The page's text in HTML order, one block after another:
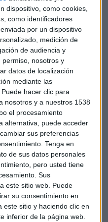
dispositivo, como cookies,
como identificadores
por un dispositivo
medición de
de audiencia y
permiso, nosotros y
datos de localización
mediante las
hacer clic para
nosotros y a nuestros 1538
el procesamiento
alternativa, puede acceder
sus preferencias
Tenga en
de sus datos personales
pero usted tiene
Sus
este sitio web. Puede
su consentimiento en
este sitio y haciendo clic en
inferior de la página web.
de 2013.
afectados pasa porque
la acción judicial se
otras no.
todo tan claro. Veremos la
dos o tres semanas.
en la distancia que hay
al amparo de las
solo una parte.
para el consumidor
financiero se hará
tantos afectados que no
a pesar de que las
son realmente